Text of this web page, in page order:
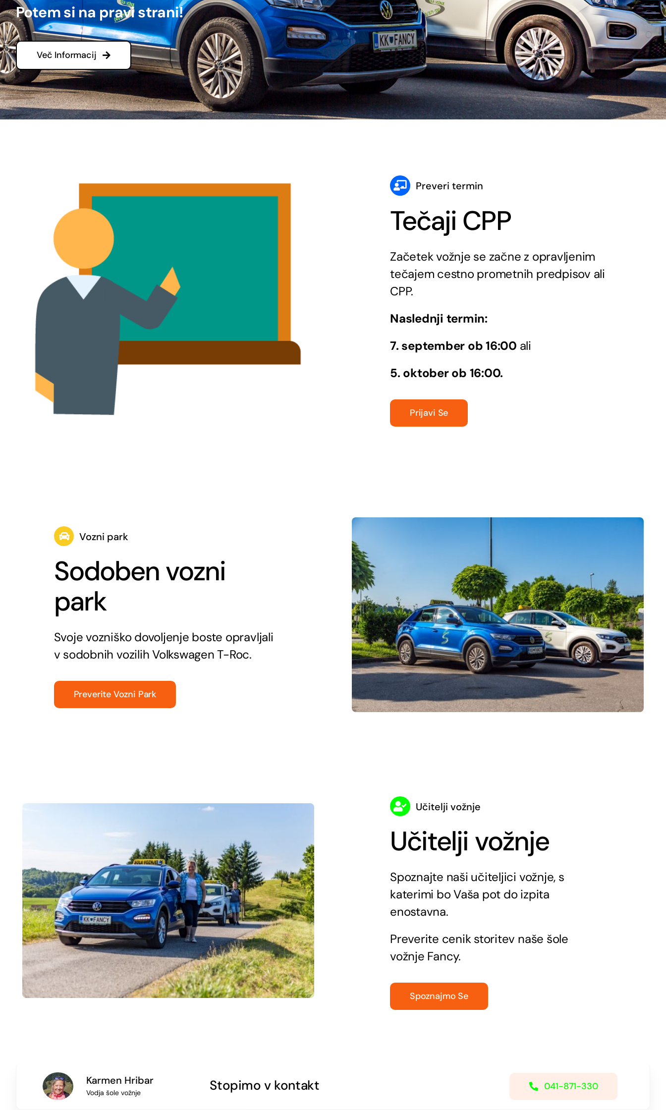
Potem si na pravi strani!
Več Informacij
Preveri termin
Tečaji CPP
Začetek vožnje se začne z opravljenim
tečajem cestno prometnih predpisov ali
CPP.
Naslednji termin:
7. september ob 16:00 ali
5. oktober ob 16:00.
Prijavi Se
Vozni park
Sodoben vozni
park
Svoje vozniško dovoljenje boste opravljali
v sodobnih vozilih Volkswagen T-Roc.
Preverite Vozni Park
Učitelji vožnje
Učitelji vožnje
Spoznajte naši učiteljici vožnje, s
katerimi bo Vaša pot do izpita
enostavna.
Preverite cenik storitev naše šole
vožnje Fancy.
Spoznajmo Se
Karmen Hribar
Vodja šole vožnje Stopimo v kontakt 041-871-330